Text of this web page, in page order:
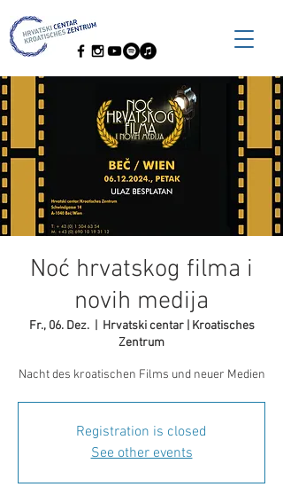
Noć hrvatskog filma i
novih medija
Fr., 06. Dez.
  |
Hrvatski centar | Kroatisches
Zentrum
Nacht des kroatischen Films und neuer Medien
Registration is closed
See other events